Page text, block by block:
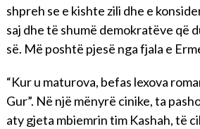
shpreh se e kishte zili dhe e
saj dhe të shumë demokratëve që
së. Më poshtë pjesë nga fjala e
“Kur u maturova, befas lexova
Gur”. Në një mënyrë cinike, ta
aty gjeta mbiemrin tim Kashah, të